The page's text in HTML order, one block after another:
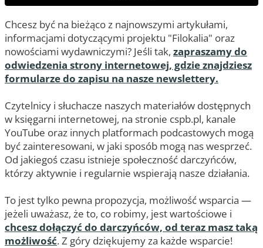
Chcesz być na bieżąco z najnowszymi artykułami,
informacjami dotyczącymi projektu "Filokalia" oraz
nowościami wydawniczymi? Jeśli tak, zapraszamy do
odwiedzenia strony internetowej, gdzie znajdziesz
formularze do zapisu na nasze newslettery.
Czytelnicy i słuchacze naszych materiałów dostępnych
w księgarni internetowej, na stronie cspb.pl, kanale
YouTube oraz innych platformach podcastowych mogą
być zainteresowani, w jaki sposób mogą nas wesprzeć.
Od jakiegoś czasu istnieje społeczność darczyńców,
którzy aktywnie i regularnie wspierają nasze działania.
To jest tylko pewna propozycja, możliwość wsparcia —
jeżeli uważasz, że to, co robimy, jest wartościowe i
chcesz dołączyć do darczyńców, od teraz masz taką
możliwość. Z góry dziękujemy za każde wsparcie!